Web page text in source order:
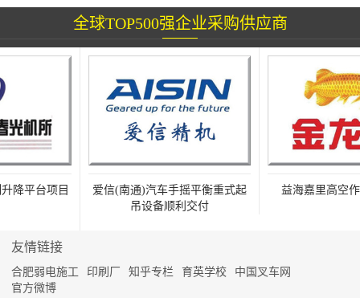
全球TOP500强企业采购供应商
平台项目
爱信(南通)汽车手摇平衡重式起
吊设备顺利交付
益海嘉里高空作
友情链接
合肥弱电施工 印刷厂 知乎专栏 育英学校
中国叉车网
官方微博